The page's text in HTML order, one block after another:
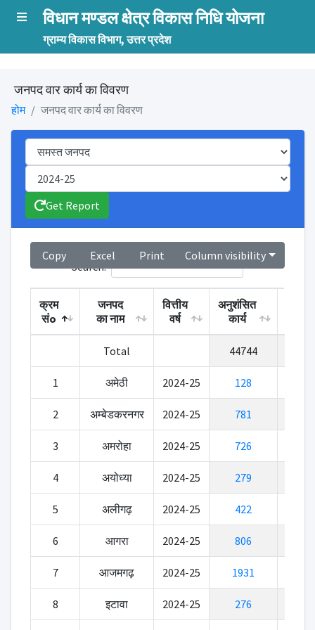
विधान मण्डल क्षेत्र विकास निधि योजना
ग्राम्य विकास विभाग, उत्तर प्रदेश
जनपद वार कार्य का विवरण
होम जनपद वार कार्य का विवरण
Get Report
Copy Excel Print Column visibility
Search:
क्रम
संo
जनपद
का नाम
वित्तीय
वर्ष
अनुशंसित
कार्य
का नाम
कार्य
Total 44744
1 अमेठी 2024-25 128
2 अम्बेडकरनगर 2024-25 781
3 अमरोहा 2024-25 726
4 अयोध्या 2024-25 279
5 अलीगढ़ 2024-25 422
6 आगरा 2024-25 806
7 आजमगढ़ 2024-25 1931
8 इटावा 2024-25 276